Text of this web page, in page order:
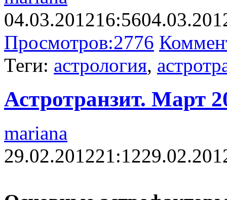
04.03.201216:56
Просмотров:2776
Теги: астрология,
Астротранзит. Март
mariana
29.02.201221:12